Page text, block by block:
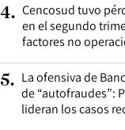
4. Cencosud tuvo
en el segundo
factores no
5. La ofensiva de
de “autofraudes”:
lideran los casos